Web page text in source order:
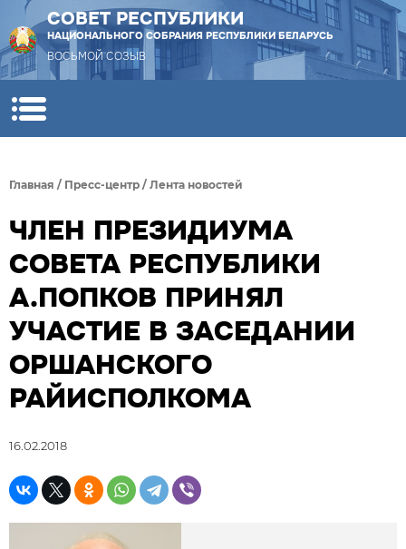
СОВЕТ РЕСПУБЛИКИ
НАЦИОНАЛЬНОГО СОБРАНИЯ РЕСПУБЛИКИ БЕЛАРУСЬ
ВОСЬМОЙ СОЗЫВ
Главная / Пресс-центр / Лента новостей
ЧЛЕН ПРЕЗИДИУМА
СОВЕТА РЕСПУБЛИКИ
А.ПОПКОВ ПРИНЯЛ
УЧАСТИЕ В ЗАСЕДАНИИ
ОРШАНСКОГО
РАЙИСПОЛКОМА
16.02.2018